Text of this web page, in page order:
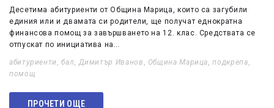
Десетима абитуриенти от Община Марица, които са загубили
единия или и двамата си родители, ще получат еднократна
финансова помощ за завършването на 12. клас. Средствата се
отпускат по инициатива на…
абитуриенти ,бал Димитър Иванов Община Марица ,подкрепа
помощ
ПРОЧЕТИ ОЩЕ